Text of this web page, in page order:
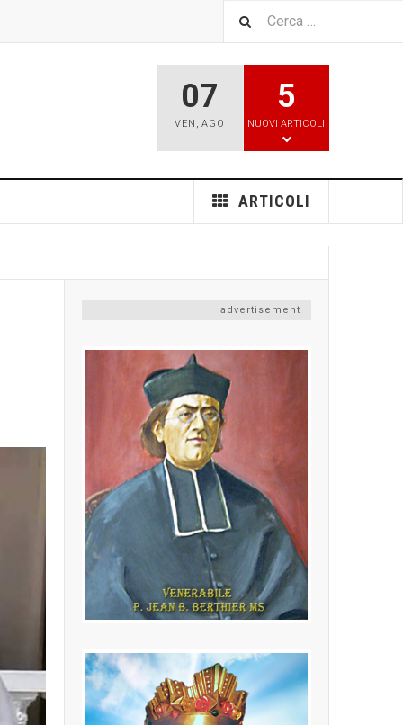
07
VEN , AGO
5
NUOVI ARTICOLI
ARTICOLI
advertisement
P. Jean Baptiste
Berthier MS
(24.02.1846 - 16.10.1908) Fondatore